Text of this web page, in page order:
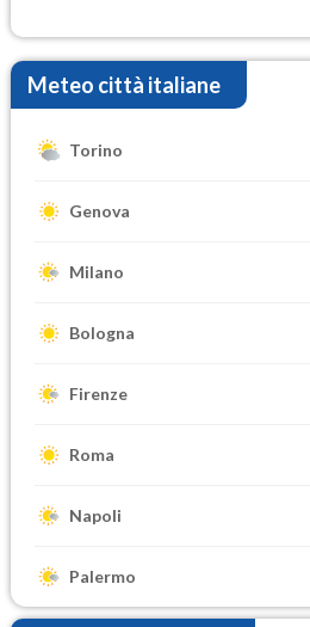
Meteo città italiane
Torino
Genova
Milano
Bologna
Firenze
Roma
Napoli
Palermo